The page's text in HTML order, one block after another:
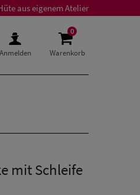
aus eigenem Atelier
Anmelden
0
Warenkorb
mit Schleife